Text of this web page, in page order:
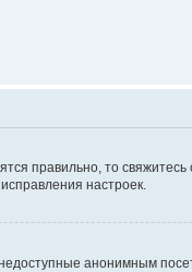
правильно, то
настроек.
анонимным